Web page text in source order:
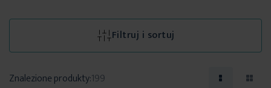
Filtruj i sortuj
Znalezione produkty:199